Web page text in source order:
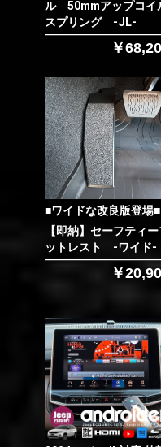
ル 50mmアップコイ
スプリング -JL-
￥
■ワイドな改良版登場■
【即納】セーフティー
ットレスト -ワイド-
￥